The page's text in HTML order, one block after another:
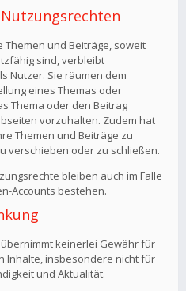
und Beiträge, soweit
sind, verbleibt
Nutzer. Sie räumen dem
eines Themas oder
Thema oder den Beitrag
vorzuhalten. Zudem hat
Themen und Beiträge zu
verschieben oder zu schließen.
bleiben auch im Falle
Accounts bestehen.
keinerlei Gewähr für
Inhalte, insbesondere nicht für
und Aktualität.